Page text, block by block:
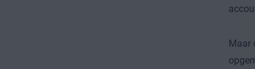
Maar